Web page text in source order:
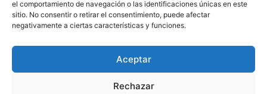
el comportamiento de navegación o las identificaciones únicas en este
sitio. No consentir o retirar el consentimiento, puede afectar
negativamente a ciertas características y funciones.
Aceptar
Rechazar
Internacional